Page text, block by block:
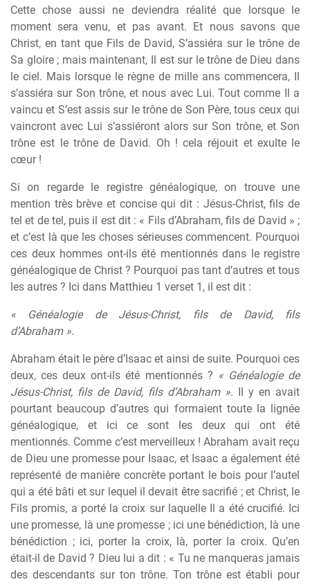
Cette chose aussi ne deviendra réalité que lorsque le
moment sera venu, et pas avant. Et nous savons que
Christ, en tant que Fils de David, S’assiéra sur le trône de
Sa gloire ; mais maintenant, Il est sur le trône de Dieu dans
le ciel. Mais lorsque le règne de mille ans commencera, Il
s’assiéra sur Son trône, et nous avec Lui. Tout comme Il a
vaincu et S’est assis sur le trône de Son Père, tous ceux qui
vaincront avec Lui s’assiéront alors sur Son trône, et Son
trône est le trône de David. Oh ! cela réjouit et exulte le
cœur !
Si on regarde le registre généalogique, on trouve une
mention très brève et concise qui dit : Jésus-Christ, fils de
tel et de tel, puis il est dit : « Fils d’Abraham, fils de David » ;
et c’est là que les choses sérieuses commencent. Pourquoi
ces deux hommes ont-ils été mentionnés dans le registre
généalogique de Christ ? Pourquoi pas tant d’autres et tous
les autres ? Ici dans Matthieu 1 verset 1, il est dit :
« Généalogie de Jésus-Christ, fils de David, fils
d’Abraham ».
Abraham était le père d’Isaac et ainsi de suite. Pourquoi ces
deux, ces deux ont-ils été mentionnés ? « Généalogie de
Jésus-Christ, fils de David, fils d’Abraham ». Il y en avait
pourtant beaucoup d’autres qui formaient toute la lignée
généalogique, et ici ce sont les deux qui ont été
mentionnés. Comme c’est merveilleux ! Abraham avait reçu
de Dieu une promesse pour Isaac, et Isaac a également été
représenté de manière concrète portant le bois pour l’autel
qui a été bâti et sur lequel il devait être sacrifié ; et Christ, le
Fils promis, a porté la croix sur laquelle Il a été crucifié. Ici
une promesse, là une promesse ; ici une bénédiction, là une
bénédiction ; ici, porter la croix, là, porter la croix. Qu’en
était-il de David ? Dieu lui a dit : « Tu ne manqueras jamais
des descendants sur ton trône. Ton trône est établi pour